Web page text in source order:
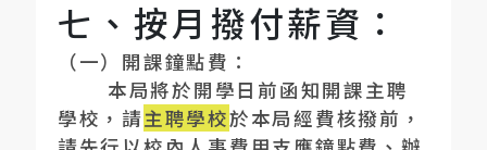
七、按月撥付薪資：
（一）開課鐘點費：
本局將於開學日前函知開課主聘
學校，請主聘學校於本局經費核撥前，